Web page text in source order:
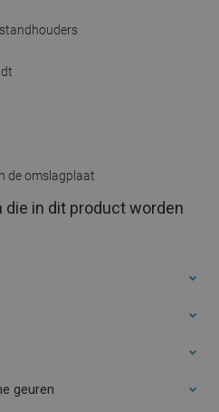
de omslagplaat
in dit product worden
geuren